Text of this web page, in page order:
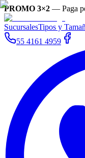
PROMO 3×2 — Paga
SucursalesTipos y
55 4161 4959